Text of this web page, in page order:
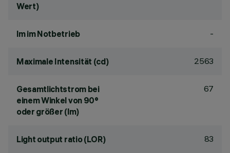
Wert)
lm im Notbetrieb -
Maximale Intensität (cd) 2563
Gesamtlichtstrom bei
einem Winkel von 90°
oder größer (lm)
67
Light output ratio (LOR) 83